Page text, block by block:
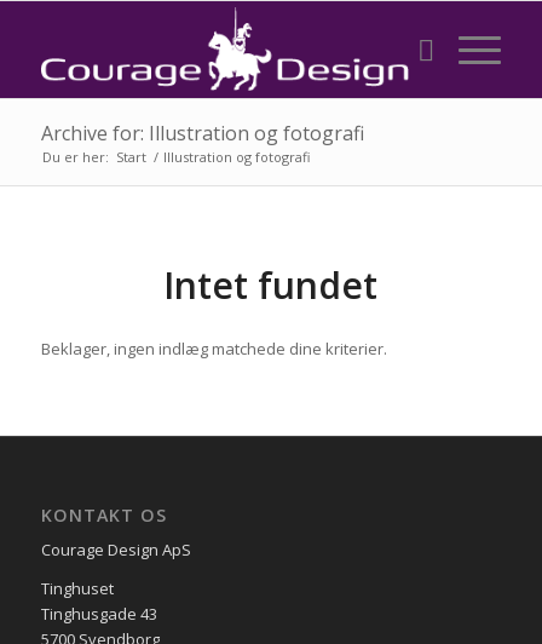
Archive for: Illustration og fotografi
Du er her: Start / Illustration og fotografi
Intet fundet
Beklager, ingen indlæg matchede dine kriterier.
KONTAKT OS
Courage Design ApS
Tinghuset
Tinghusgade 43
5700 Svendborg